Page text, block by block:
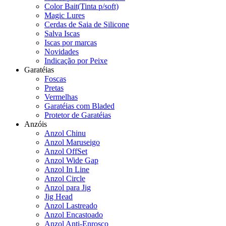
Color Bait(Tinta p/soft)
Magic Lures
Cerdas de Saia de Silicone
Salva Iscas
Iscas por marcas
Novidades
Indicação por Peixe
Garatéias
Foscas
Pretas
Vermelhas
Garatéias com Bladed
Protetor de Garatéias
Anzóis
Anzol Chinu
Anzol Maruseigo
Anzol OffSet
Anzol Wide Gap
Anzol In Line
Anzol Circle
Anzol para Jig
Jig Head
Anzol Lastreado
Anzol Encastoado
Anzol Anti-Enrosco